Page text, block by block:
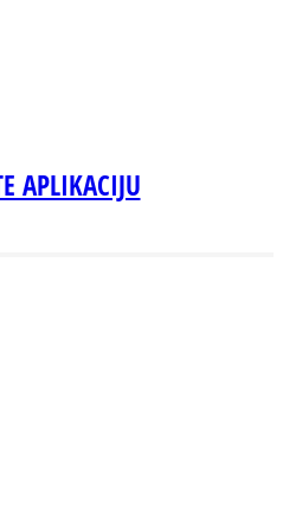
APLIKACIJU